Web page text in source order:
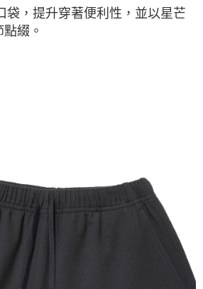
袋，提升穿著便利性，並以星芒
綴。